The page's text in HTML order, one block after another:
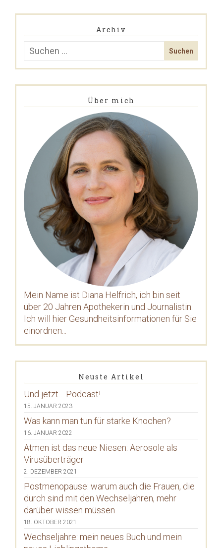
Archiv
Über mich
Mein Name ist Diana Helfrich, ich bin seit
über 20 Jahren Apothekerin und Journalistin.
Ich will hier Gesundheitsinformationen für Sie
einordnen...
Neuste Artikel
Und jetzt… Podcast!
15. JANUAR 2023
Was kann man tun für starke Knochen?
16. JANUAR 2022
Atmen ist das neue Niesen: Aerosole als
Virusüberträger
2. DEZEMBER 2021
Postmenopause: warum auch die Frauen, die
durch sind mit den Wechseljahren, mehr
darüber wissen müssen
18. OKTOBER 2021
Wechseljahre: mein neues Buch und mein